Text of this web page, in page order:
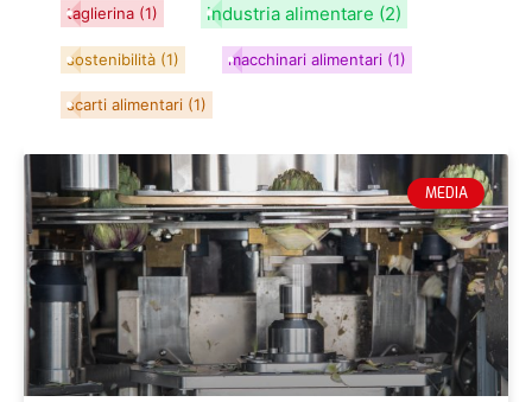
MEDIA
taglierina (1) industria alimentare (2)
sostenibilità (1) macchinari alimentari (1)
scarti alimentari (1)